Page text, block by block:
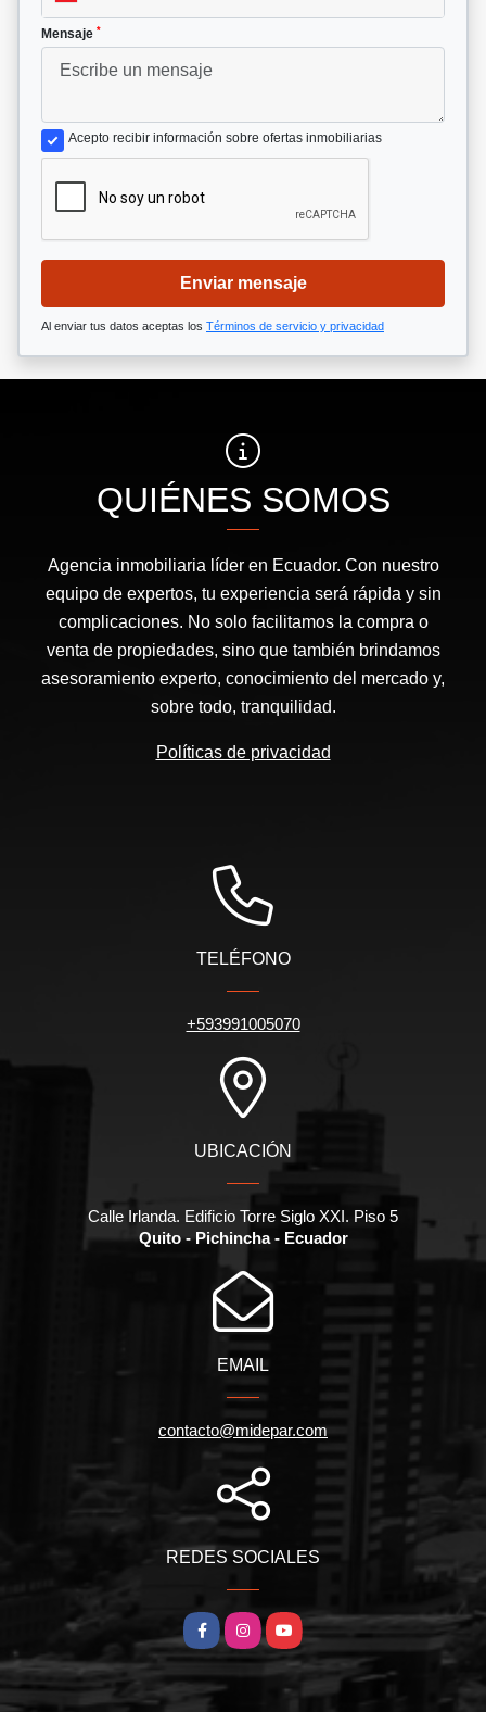
Mensaje *
Acepto recibir información sobre ofertas inmobiliarias
Enviar mensaje
Al enviar tus datos aceptas los Términos de servicio y privacidad
QUIÉNES SOMOS
Agencia inmobiliaria líder en Ecuador. Con nuestro
equipo de expertos, tu experiencia será rápida y sin
complicaciones. No solo facilitamos la compra o
venta de propiedades, sino que también brindamos
asesoramiento experto, conocimiento del mercado y,
sobre todo, tranquilidad.
Políticas de privacidad
TELÉFONO
+593991005070
UBICACIÓN
Calle Irlanda. Edificio Torre Siglo XXI. Piso 5
Quito - Pichincha - Ecuador
EMAIL
contacto@midepar.com
REDES SOCIALES
FacebookInstagramYouTube